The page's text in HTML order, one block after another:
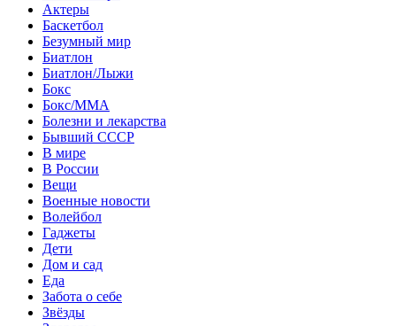
Актеры
Баскетбол
Безумный мир
Биатлон
Биатлон/Лыжи
Бокс
Бокс/MMA
Болезни и лекарства
Бывший СССР
В мире
В России
Вещи
Военные новости
Волейбол
Гаджеты
Дети
Дом и сад
Еда
Забота о себе
Звёзды